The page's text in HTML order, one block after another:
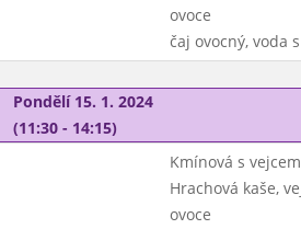
ovoce
čaj ovocný, voda
Pondělí 15. 1. 2024
(11:30 - 14:15)
Kmínová s vejcem
Hrachová kaše,
ovoce